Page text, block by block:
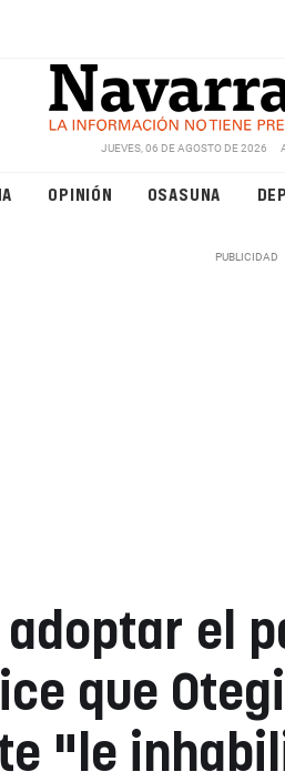
JUEVES, 06 DE AGOSTO DE 2026
OPINIÓN OSASUNA
el
que Otegi
"le